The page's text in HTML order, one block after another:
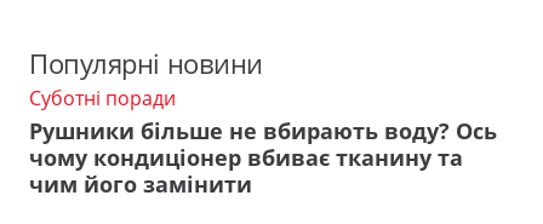
Популярні новини
Суботні поради
Рушники більше не вбирають воду? Ось
чому кондиціонер вбиває тканину та
чим його замінити